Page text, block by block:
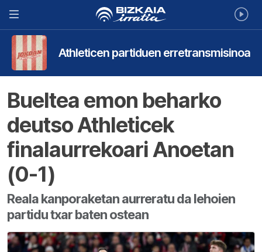
Athleticen partiduen erretransmisinoa
Bueltea emon beharko
deutso Athleticek
finalaurrekoari Anoetan
(0-1)
Reala kanporaketan aurreratu da lehoien
partidu txar baten ostean